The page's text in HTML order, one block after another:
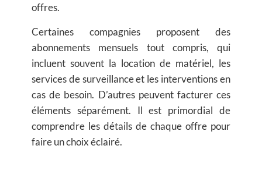
offres.
Certaines compagnies proposent des
abonnements mensuels tout compris, qui
incluent souvent la location de matériel, les
services de surveillance et les interventions en
cas de besoin. D’autres peuvent facturer ces
éléments séparément. Il est primordial de
comprendre les détails de chaque offre pour
faire un choix éclairé.